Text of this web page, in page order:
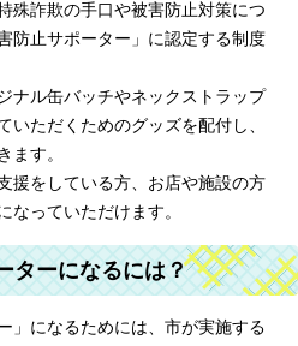
殊詐欺の手口や被害防止対策につ
防止サポーター」に認定する制度
ナル缶バッチやネックストラップ
いただくためのグッズを配付し、
ます。
援をしている方、お店や施設の方
なっていただけます。
ターになるには？
」になるためには、市が実施する